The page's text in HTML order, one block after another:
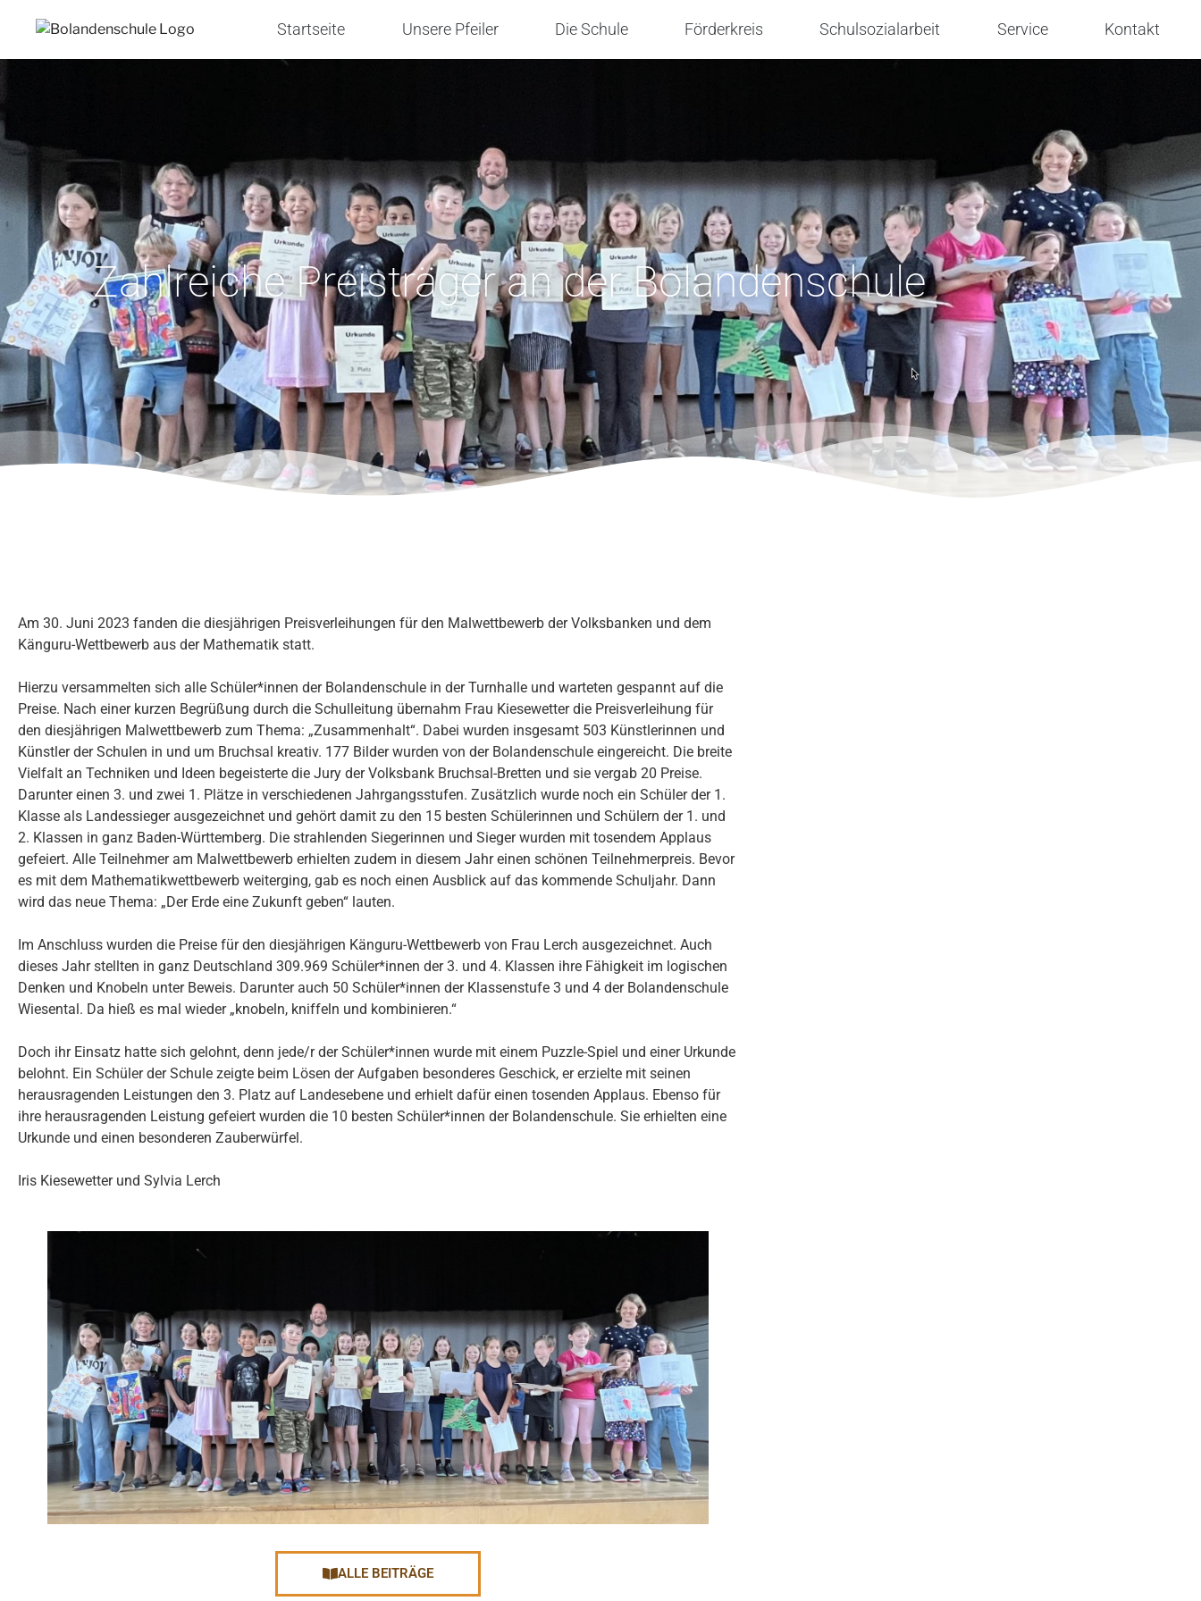
Startseite Unsere Pfeiler Die Schule Förderkreis Schulsozialarbeit Service Kontakt
Zahlreiche Preisträger an der Bolandenschule
Am 30. Juni 2023 fanden die diesjährigen Preisverleihungen für den Malwettbewerb der Volksbanken und dem
Känguru-Wettbewerb aus der Mathematik statt.
Hierzu versammelten sich alle Schüler*innen der Bolandenschule in der Turnhalle und warteten gespannt auf die
Preise. Nach einer kurzen Begrüßung durch die Schulleitung übernahm Frau Kiesewetter die Preisverleihung für
den diesjährigen Malwettbewerb zum Thema: „Zusammenhalt“. Dabei wurden insgesamt 503 Künstlerinnen und
Künstler der Schulen in und um Bruchsal kreativ. 177 Bilder wurden von der Bolandenschule eingereicht. Die breite
Vielfalt an Techniken und Ideen begeisterte die Jury der Volksbank Bruchsal-Bretten und sie vergab 20 Preise.
Darunter einen 3. und zwei 1. Plätze in verschiedenen Jahrgangsstufen. Zusätzlich wurde noch ein Schüler der 1.
Klasse als Landessieger ausgezeichnet und gehört damit zu den 15 besten Schülerinnen und Schülern der 1. und
2. Klassen in ganz Baden-Württemberg. Die strahlenden Siegerinnen und Sieger wurden mit tosendem Applaus
gefeiert. Alle Teilnehmer am Malwettbewerb erhielten zudem in diesem Jahr einen schönen Teilnehmerpreis. Bevor
es mit dem Mathematikwettbewerb weiterging, gab es noch einen Ausblick auf das kommende Schuljahr. Dann
wird das neue Thema: „Der Erde eine Zukunft geben“ lauten.
Im Anschluss wurden die Preise für den diesjährigen Känguru-Wettbewerb von Frau Lerch ausgezeichnet. Auch
dieses Jahr stellten in ganz Deutschland 309.969 Schüler*innen der 3. und 4. Klassen ihre Fähigkeit im logischen
Denken und Knobeln unter Beweis. Darunter auch 50 Schüler*innen der Klassenstufe 3 und 4 der Bolandenschule
Wiesental. Da hieß es mal wieder „knobeln, kniffeln und kombinieren.“
Doch ihr Einsatz hatte sich gelohnt, denn jede/r der Schüler*innen wurde mit einem Puzzle-Spiel und einer Urkunde
belohnt. Ein Schüler der Schule zeigte beim Lösen der Aufgaben besonderes Geschick, er erzielte mit seinen
herausragenden Leistungen den 3. Platz auf Landesebene und erhielt dafür einen tosenden Applaus. Ebenso für
ihre herausragenden Leistung gefeiert wurden die 10 besten Schüler*innen der Bolandenschule. Sie erhielten eine
Urkunde und einen besonderen Zauberwürfel.
Iris Kiesewetter und Sylvia Lerch
ALLE BEITRÄGE